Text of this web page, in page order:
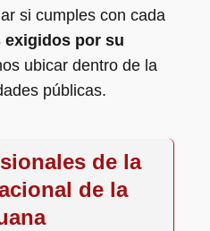
si cumples con cada
exigidos por su
ubicar dentro de la
públicas.
de la
de la